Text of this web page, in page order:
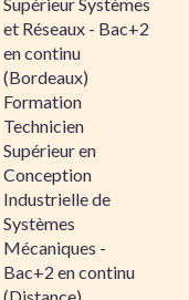
et Réseaux - Bac+2
en continu
(Bordeaux)
Formation
Technicien
Supérieur en
Conception
Industrielle de
Systèmes
Mécaniques -
Bac+2 en continu